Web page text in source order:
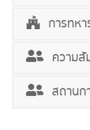
การทห
ความสั
สถาน